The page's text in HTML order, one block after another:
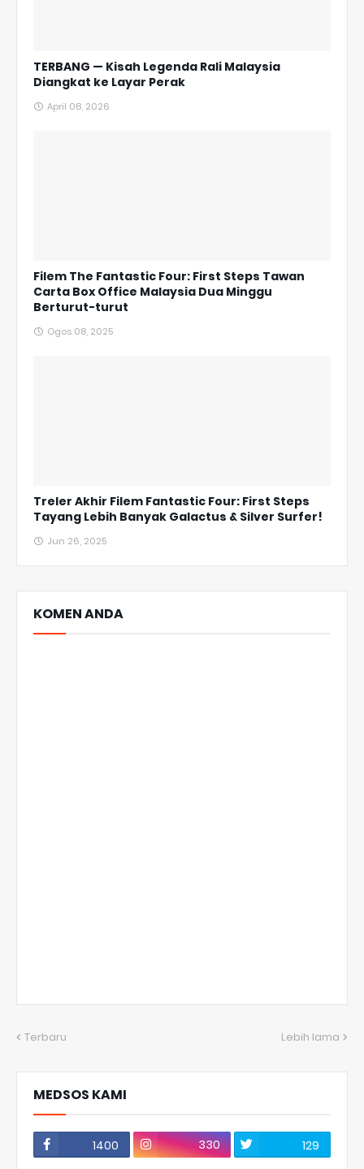
TERBANG — Kisah Legenda Rali Malaysia
Diangkat ke Layar Perak
April 08, 2026
Filem The Fantastic Four: First Steps Tawan
Carta Box Office Malaysia Dua Minggu
Berturut-turut
Ogos 08, 2025
Treler Akhir Filem Fantastic Four: First Steps
Tayang Lebih Banyak Galactus & Silver Surfer!
Jun 26, 2025
KOMEN ANDA
Terbaru Lebih lama
MEDSOS KAMI
1400 330 129